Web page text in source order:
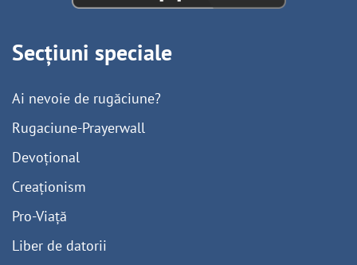
Secțiuni speciale
Ai nevoie de rugăciune?
Rugaciune-Prayerwall
Devoțional
Creaționism
Pro-Viață
Liber de datorii